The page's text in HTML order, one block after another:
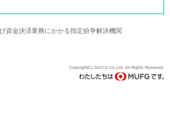
資金決済業務にかかる指定紛争解決機関
Copyright(C) JACCS Co.,Ltd. All Rights Reserved.